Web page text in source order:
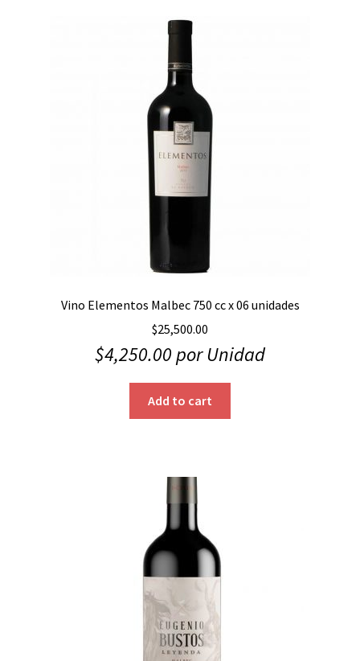
Vino Elementos Malbec 750 cc x 06 unidades
$25,500.00
$4,250.00por Unidad
Add to cart